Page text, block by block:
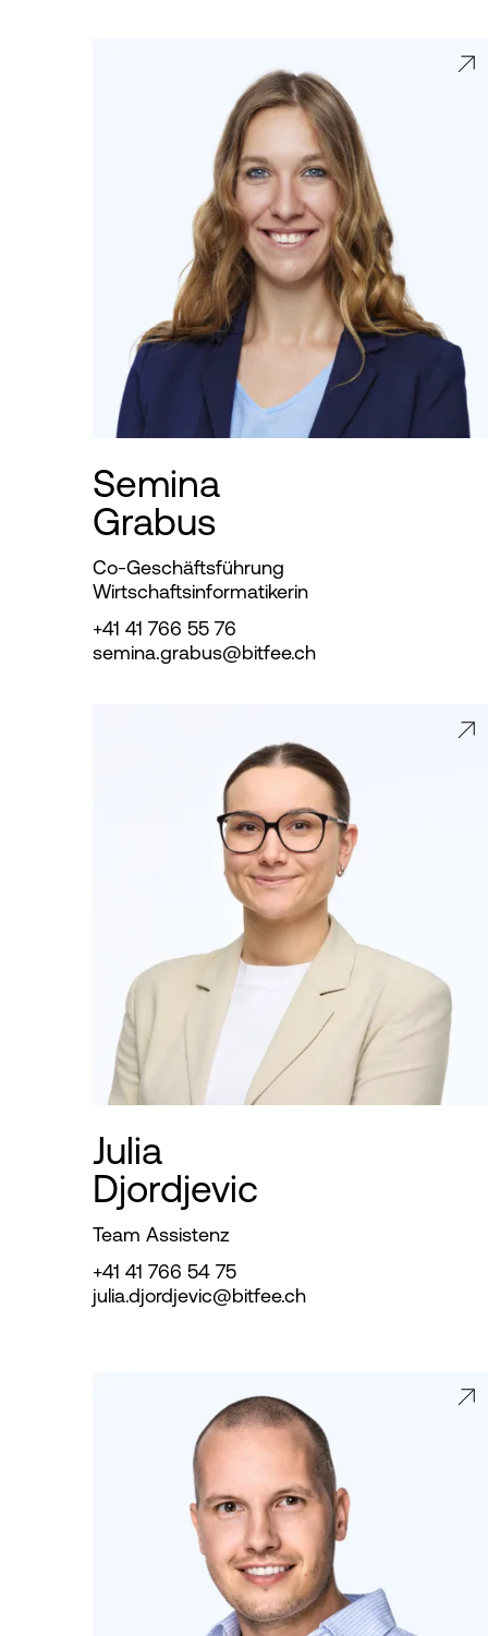
Semina
Grabus
Co-Geschäftsführung
Wirtschaftsinformatikerin
+41 41 766 55 76
semina.grabus@bitfee.ch
Julia
Djordjevic
Team Assistenz
+41 41 766 54 75
julia.djordjevic@bitfee.ch